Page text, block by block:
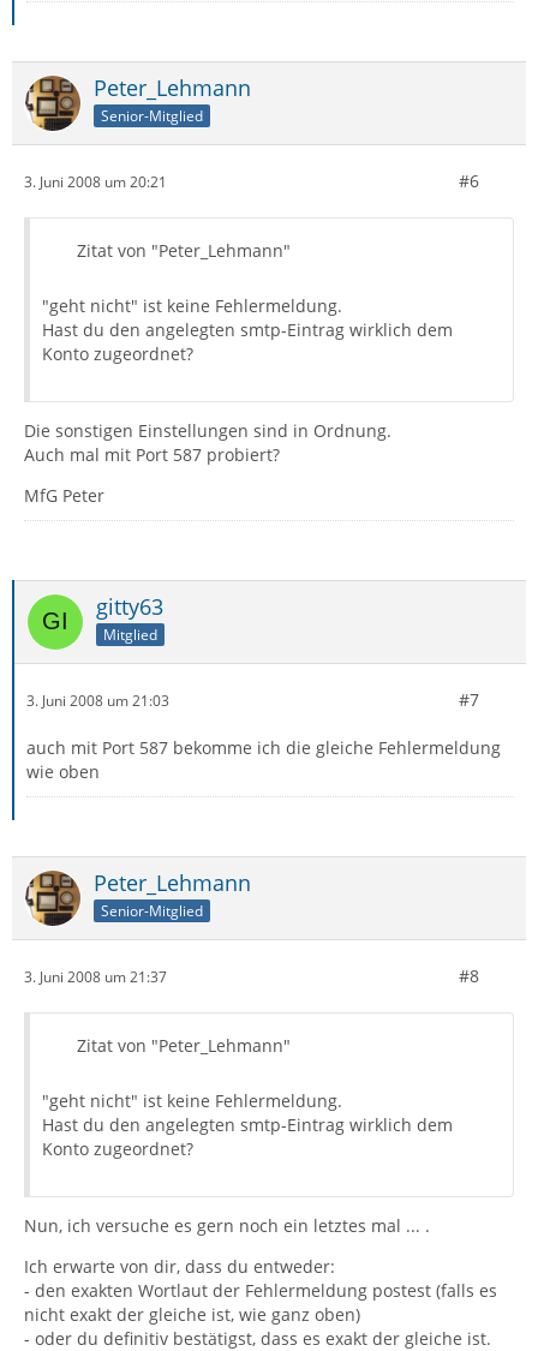
Peter_Lehmann
Senior-Mitglied
3. Juni 2008 um 20:21 #6
Zitat von "Peter_Lehmann"
"geht nicht" ist keine Fehlermeldung.
Hast du den angelegten smtp-Eintrag wirklich dem
Konto zugeordnet?
Die sonstigen Einstellungen sind in Ordnung.
Auch mal mit Port 587 probiert?
MfG Peter
gitty63
Mitglied
3. Juni 2008 um 21:03 #7
auch mit Port 587 bekomme ich die gleiche Fehlermeldung
wie oben
Peter_Lehmann
Senior-Mitglied
3. Juni 2008 um 21:37 #8
Zitat von "Peter_Lehmann"
"geht nicht" ist keine Fehlermeldung.
Hast du den angelegten smtp-Eintrag wirklich dem
Konto zugeordnet?
Nun, ich versuche es gern noch ein letztes mal ... .
Ich erwarte von dir, dass du entweder:
- den exakten Wortlaut der Fehlermeldung postest (falls es
nicht exakt der gleiche ist, wie ganz oben)
- oder du definitiv bestätigst, dass es exakt der gleiche ist.